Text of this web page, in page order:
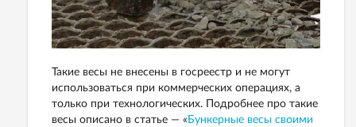
Такие весы не внесены в госреестр и не могут
использоваться при коммерческих операциях, а
только при технологических. Подробнее про такие
весы описано в статье — « Бункерные весы своими